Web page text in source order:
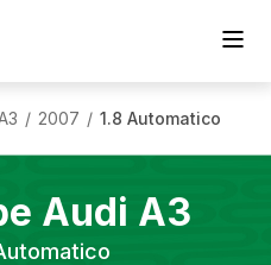
/ 2007 / 1.8 Automatico
Audi A3